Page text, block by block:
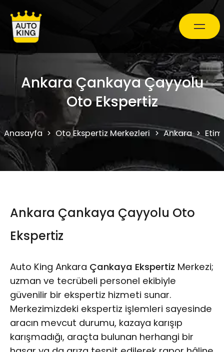
Araç Bakım ve Onarım
Oto Ekspertiz Hizmetleri
Kampanyalar
Randevu Al
Ankara Çankaya Çayyolu
Oto Ekspertiz
Anasayfa Oto Ekspertiz Merkezleri Ankara
Ankara Çankaya Çayyolu Oto
Ekspertiz
Auto King Ankara Çankaya Ekspertiz Merkezi;
uzman ve tecrübeli personel ekibiyle
güvenilir bir ekspertiz hizmeti sunar.
Merkezimizdeki ekspertiz işlemleri sayesinde
aracın mevcut durumu, kazaya karışıp
karışmadığı, araçta bulunan herhangi bir